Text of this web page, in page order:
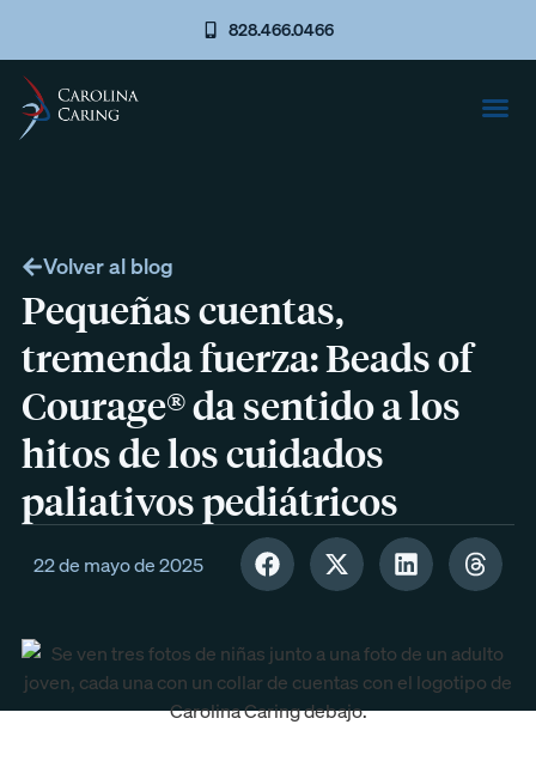
828.466.0466
Volver al blog
Pequeñas cuentas,
tremenda fuerza: Beads of
Courage® da sentido a los
hitos de los cuidados
paliativos pediátricos
22 de mayo de 2025